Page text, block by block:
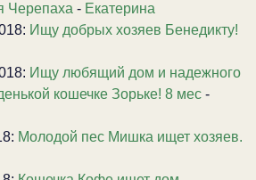
Черепаха - Екатерина
Ищу добрых хозяев Бенедикту!
Ищу любящий дом и надежного
кошечке Зорьке! 8 мес -
Молодой пес Мишка ищет хозяев.